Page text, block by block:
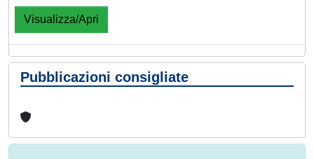
Visualizza/Apri
Pubblicazioni consigliate